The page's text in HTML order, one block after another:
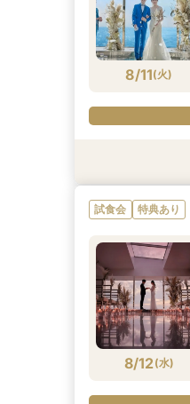
8/10( 月)
8/10( 月)
8/10( 月)
8/11(火)
8/11(火)
8/11(火)
8/11(火)
試食会 特典あり
8/12(水)